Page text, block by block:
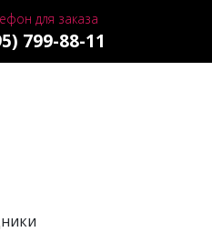
для заказа
799-88-11